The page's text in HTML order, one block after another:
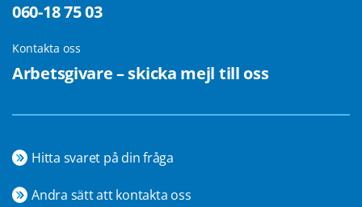
060-18 75 03
Kontakta oss
Arbetsgivare – skicka mejl till oss
Hitta svaret på din fråga
Andra sätt att kontakta oss